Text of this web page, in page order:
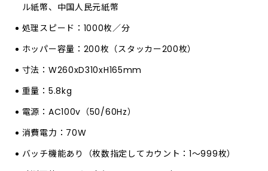
ル紙幣、中国人民元紙幣
処理スピード：1000枚／分
ホッパー容量：200枚（スタッカー200枚）
寸法：W260xD310xH165mm
重量：5.8kg
電源：AC100v（50/60Hz）
消費電力：70W
バッチ機能あり（枚数指定してカウント：1～999枚）